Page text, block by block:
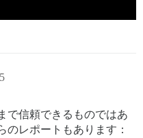
で信頼できるものではあ
のレポートもあります：